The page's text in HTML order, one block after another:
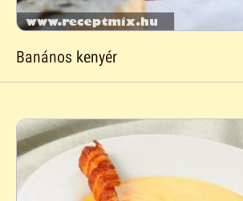
Banános kenyér